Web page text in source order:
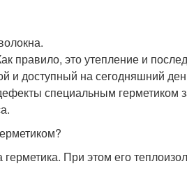
правило, это утепление и
и доступный на сегодняшний
специальным герметиком
При этом его